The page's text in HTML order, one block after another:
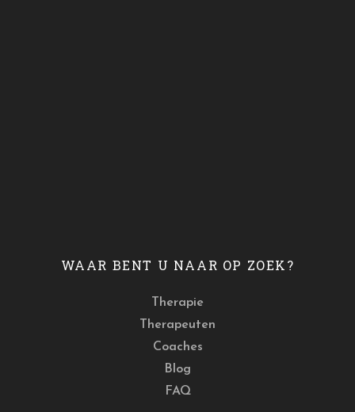
WAAR BENT U NAAR OP ZOEK?
Therapie
Therapeuten
Coaches
Blog
FAQ